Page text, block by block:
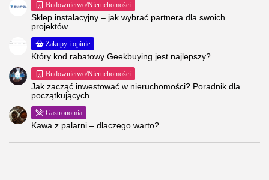
Budownictwo/Nieruchomości
Sklep instalacyjny – jak wybrać partnera dla swoich
projektów
Zakupy i opinie
Który kod rabatowy Geekbuying jest najlepszy?
Budownictwo/Nieruchomości
Jak zacząć inwestować w nieruchomości? Poradnik dla
początkujących
Gastronomia
Kawa z palarni – dlaczego warto?